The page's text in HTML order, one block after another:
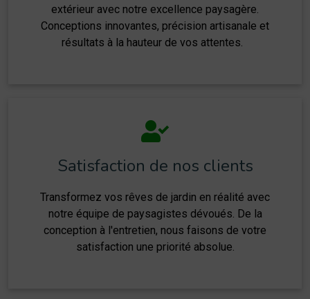
extérieur avec notre excellence paysagère.
Conceptions innovantes, précision artisanale et
résultats à la hauteur de vos attentes.
Satisfaction de nos clients
Transformez vos rêves de jardin en réalité avec
notre équipe de paysagistes dévoués. De la
conception à l'entretien, nous faisons de votre
satisfaction une priorité absolue.